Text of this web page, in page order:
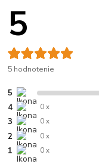
5
5 hodnotenie
5
4 0 x
3 0 x
2 0 x
1 0 x